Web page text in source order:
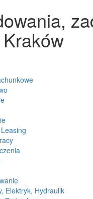
Elektryk, Hydraulik